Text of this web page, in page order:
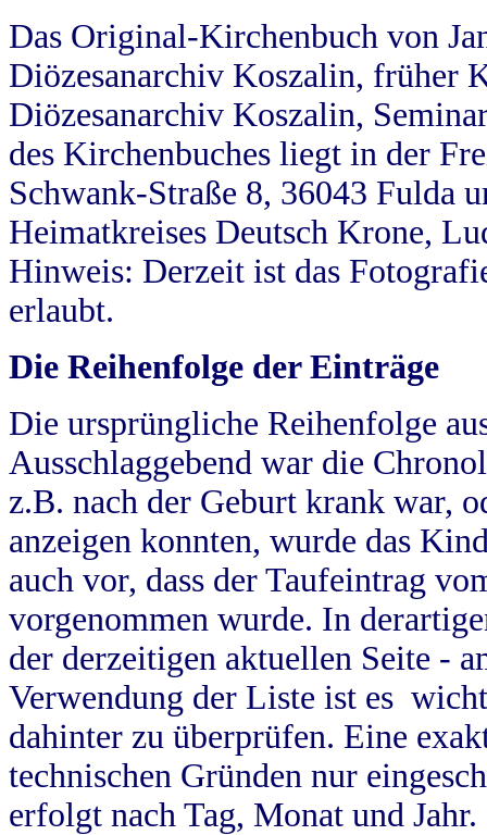
Das Original-Kirchenbuch von
Diözesanarchiv Koszalin, früher
Diözesanarchiv Koszalin,
des Kirchenbuches liegt in der
Schwank-Straße 8, 36043 Fulda
Heimatkreises Deutsch Krone,
Hinweis: Derzeit ist das
erlaubt.
Die Reihenfolge der Einträge
Die ursprüngliche Reihenfolge
Ausschlaggebend war die
z.B. nach der Geburt krank war,
anzeigen konnten, wurde das
auch vor, dass der Taufeintrag
vorgenommen wurde. In
der derzeitigen aktuellen Seite -
Verwendung der Liste ist es
dahinter zu überprüfen. Eine
technischen Gründen nur
erfolgt nach Tag, Monat und Jahr.